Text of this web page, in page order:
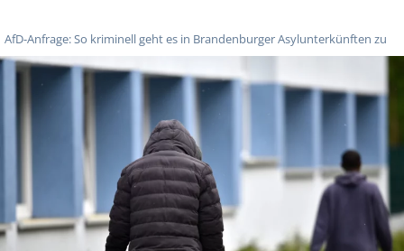
AfD-Anfrage: So kriminell geht es in Brandenburger Asylunterkünften zu